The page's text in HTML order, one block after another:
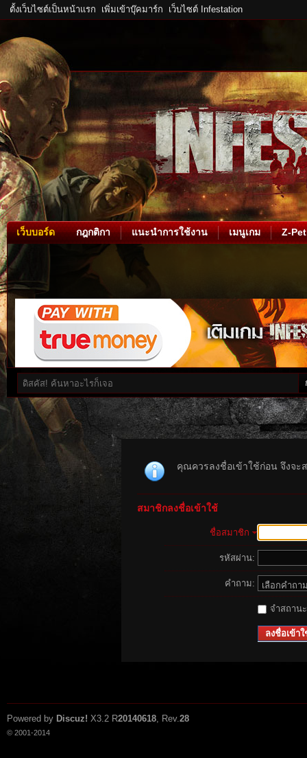
ตั้งเว็บไซต์เป็นหน้าแรก เพิ่มเข้าบุ๊คมาร์ก เว็บไซต์ Infestation
เว็บบอร์ด กฎกติกา แนะนำการใช้งาน เมนูเกม Z-Pet
คุณควรลงชื่อเข้าใช้ก่อน จึงจะ
สมาชิกลงชื่อเข้าใช้
ชื่อสมาชิก
รหัสผ่าน:
คำถาม:
จำสถาน
ลงชื่อเข้าใ
Powered by Discuz! X3.2 R20140618, Rev.28
© 2001-2014